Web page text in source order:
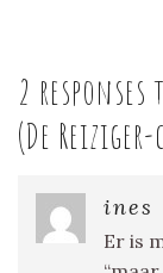
2 responses
(De
ines
Er is